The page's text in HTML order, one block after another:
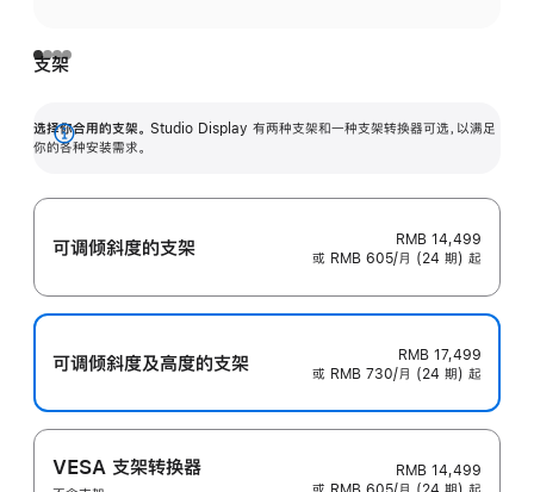
支架
选择你合用的支架。 Studio Display 有两种支架和一种支架转换器可选，以满足
你的各种安装需求。
展
可调倾斜度的支架
RMB 14,499
或 RMB 605/月 (24 期) 起
可调倾斜度及高‍度的支‍架
RMB 17,499
或 RMB 730/月 (24 期) 起
VESA 支架转换器
RMB 14,499